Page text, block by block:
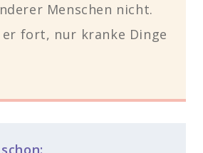
Menschen nicht.
fort, nur kranke Dinge